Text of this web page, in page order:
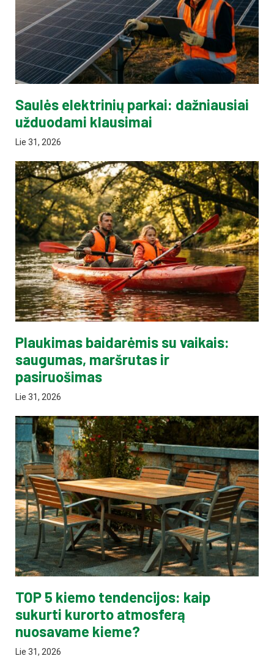
Saulės elektrinių parkai: dažniausiai
užduodami klausimai
Lie 31, 2026
Plaukimas baidarėmis su vaikais:
saugumas, maršrutas ir
pasiruošimas
Lie 31, 2026
TOP 5 kiemo tendencijos: kaip
sukurti kurorto atmosferą
nuosavame kieme?
Lie 31, 2026